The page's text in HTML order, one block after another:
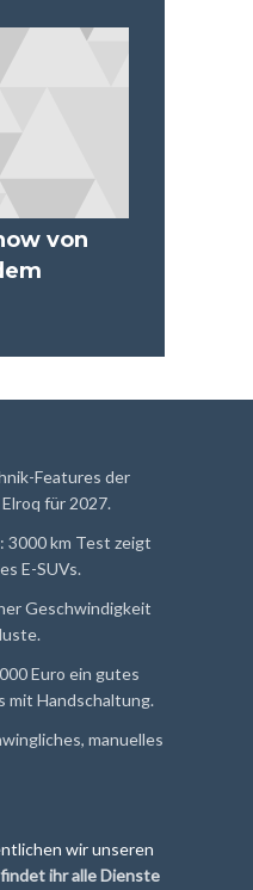
von
Features der
für 2027.
3000 km Test zeigt
E-SUVs.
Geschwindigkeit
Euro ein gutes
mit Handschaltung.
manuelles
wir unseren
ihr alle Dienste